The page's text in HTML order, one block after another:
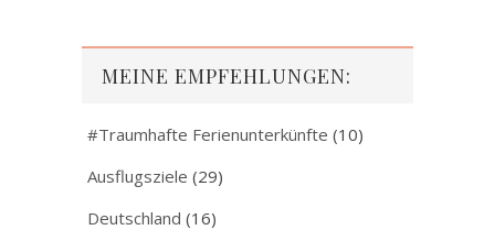
MEINE EMPFEHLUNGEN:
#Traumhafte Ferienunterkünfte (10)
Ausflugsziele (29)
Deutschland (16)